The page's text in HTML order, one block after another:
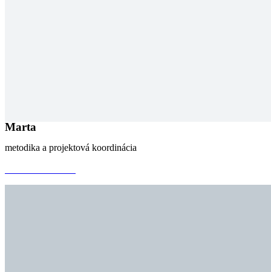
Marta
metodika a projektová koordinácia